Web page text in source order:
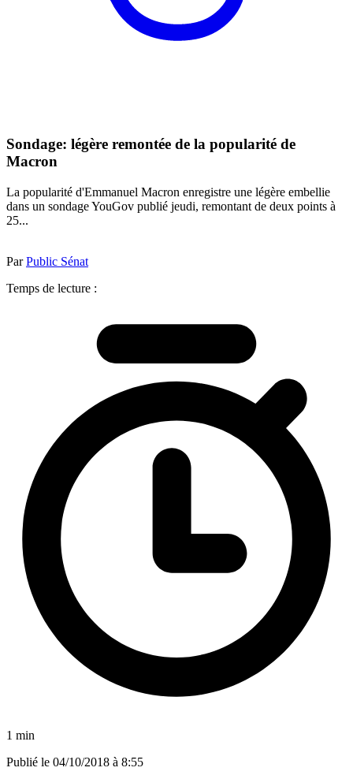
Sondage: légère remontée de la popularité de
Macron
La popularité d'Emmanuel Macron enregistre une légère embellie
dans un sondage YouGov publié jeudi, remontant de deux points à
25...
ParPublic Sénat
Temps de lecture :
1 min
Publié le 04/10/2018 à 8:55